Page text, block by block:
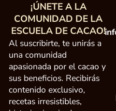
¡ÚNETE A LA
COMUNIDAD DE LA
ESCUELA DE CACAO!
Al suscribirte, te unirás a
una comunidad
apasionada por el cacao y
sus beneficios. Recibirás
contenido exclusivo,
recetas irresistibles,